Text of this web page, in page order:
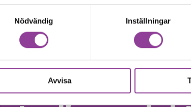
Nödvändig
Inställningar
Avvisa
Display)